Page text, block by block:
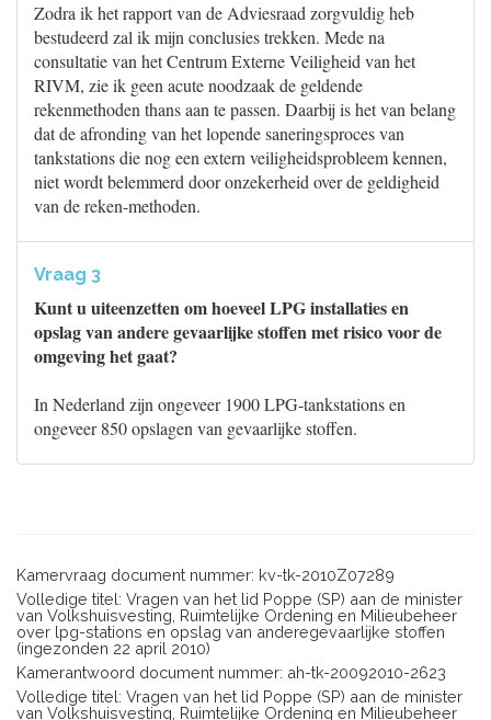
Zodra ik het rapport van de Adviesraad zorgvuldig heb
bestudeerd zal ik mijn conclusies trekken. Mede na
consultatie van het Centrum Externe Veiligheid van het
RIVM, zie ik geen acute noodzaak de geldende
rekenmethoden thans aan te passen. Daarbij is het van belang
dat de afronding van het lopende saneringsproces van
tankstations die nog een extern veiligheidsprobleem kennen,
niet wordt belemmerd door onzekerheid over de geldigheid
van de reken-methoden.
Vraag 3
Kunt u uiteenzetten om hoeveel LPG installaties en
opslag van andere gevaarlijke stoffen met risico voor de
omgeving het gaat?
In Nederland zijn ongeveer 1900 LPG-tankstations en
ongeveer 850 opslagen van gevaarlijke stoffen.
Kamervraag document nummer: kv-tk-2010Z07289
Volledige titel: Vragen van het lid Poppe (SP) aan de minister
van Volkshuisvesting, Ruimtelijke Ordening en Milieubeheer
over lpg-stations en opslag van anderegevaarlijke stoffen
(ingezonden 22 april 2010)
Kamerantwoord document nummer: ah-tk-20092010-2623
Volledige titel: Vragen van het lid Poppe (SP) aan de minister
van Volkshuisvesting, Ruimtelijke Ordening en Milieubeheer